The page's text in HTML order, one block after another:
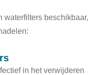
waterfilters beschikbaar,
in het verwijderen